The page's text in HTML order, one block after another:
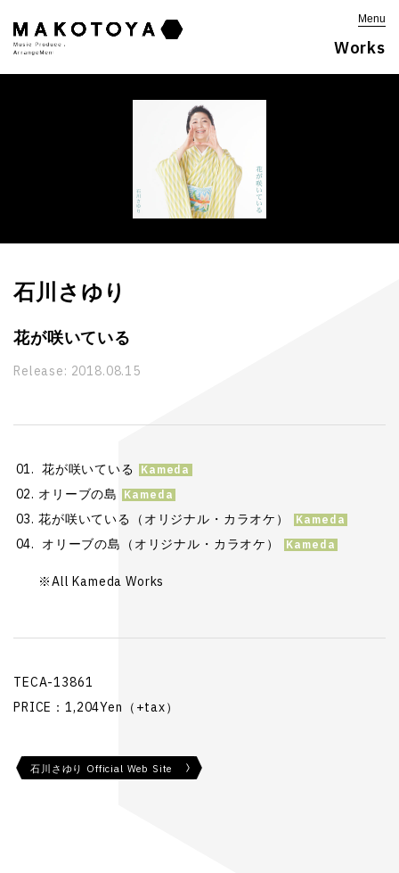
Menu
Works
石川さゆり
花が咲いている
Release: 2018.08.15
花が咲いている
オリーブの島
花が咲いている（オリジナル・カラオケ）
オリーブの島（オリジナル・カラオケ）
※All Kameda Works
TECA-13861
PRICE：1,204Yen（+tax）
石川さゆり Official Web Site